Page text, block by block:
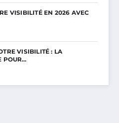
VISIBILITÉ EN 2026 AVEC
VISIBILITÉ : LA
POUR…